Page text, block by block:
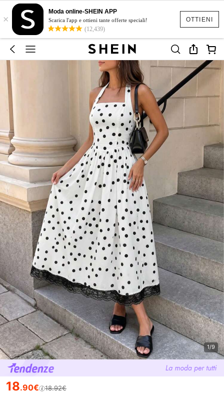
OTTIENI
×
Moda online-SHEIN APP
Scarica l'app e ottieni tante offerte speciali!
(12,439)
1/9
18.90€
18.92€